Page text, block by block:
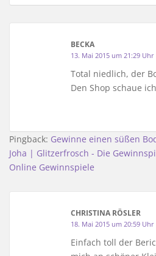
BECKA
13. Mai 2015 um 21:29 Uhr
Total niedlich, der
Den Shop schaue
Pingback: Gewinne einen süßen
Joha | Glitzerfrosch - Die
Online Gewinnspiele
CHRISTINA RÖSLER
18. Mai 2015 um 20:59 Uhr
Einfach toll der